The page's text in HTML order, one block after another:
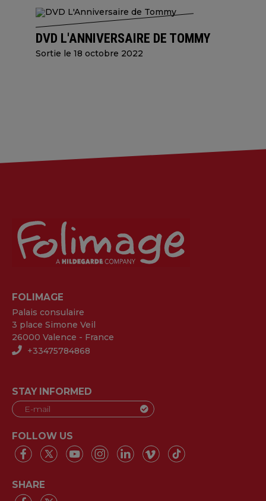
DVD L'ANNIVERSAIRE DE TOMMY
Sortie le 18 octobre 2022
FOLIMAGE
Palais consulaire
3 place Simone Veil
26000 Valence - France
+33475784868
STAY INFORMED
FOLLOW US
SHARE